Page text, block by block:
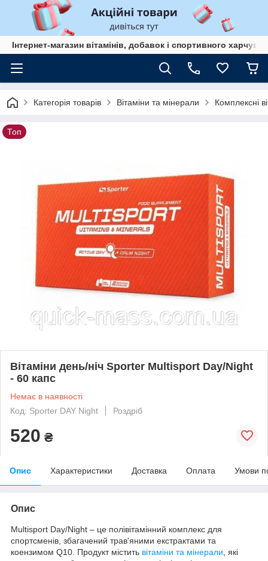
Інтернет-магазин вітамінів, добавок і спортивного
Категорія товарів Вітаміни та мінерали Комплексні
Топ
Вітаміни день/ніч Sporter Multisport Day/Night
- 60 капс
Немає в наявності
Код: Sporter DAY Night
Роздріб
520 ₴
Опис Характеристики Доставка Оплата Умови
Опис
Multisport Day/Night – це полівітамінний комплекс для
спортсменів, збагачений трав'яними екстрактами та
коензимом Q10. Продукт містить вітаміни та мінерали , які